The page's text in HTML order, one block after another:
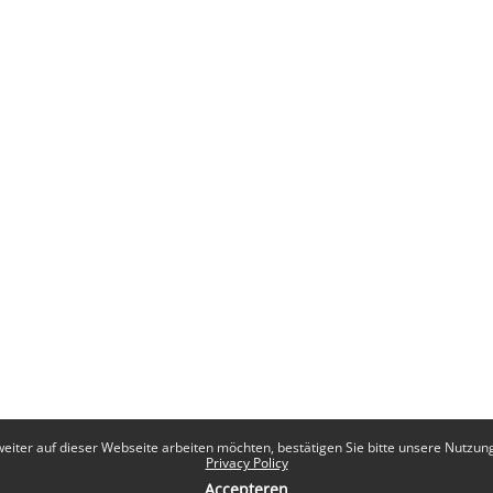
auf dieser Webseite arbeiten möchten, bestätigen Sie bitte unsere
Privacy Policy